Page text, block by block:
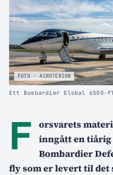
FOTO · ACROTERION
Ett Bombardier Global 6500-
F orsvarets
inngått en tiårig
Bombardier
fly som er levert til det